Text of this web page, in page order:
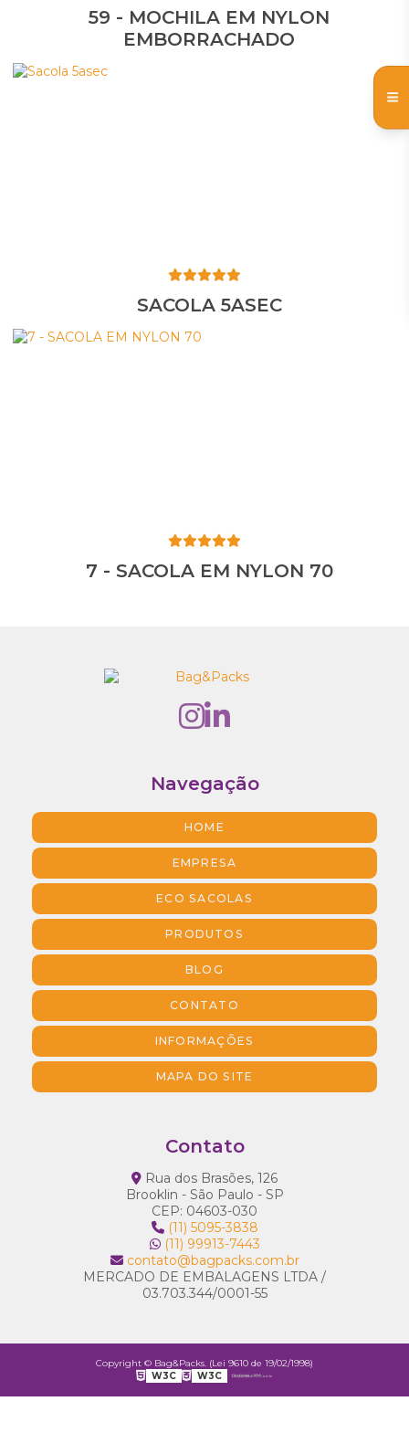
59 - MOCHILA EM NYLON
EMBORRACHADO
SACOLA 5ASEC
7 - SACOLA EM NYLON 70
Navegação
HOME
EMPRESA
ECO SACOLAS
PRODUTOS
BLOG
CONTATO
INFORMAÇÕES
MAPA DO SITE
Contato
Rua dos Brasões, 126
Brooklin - São Paulo - SP
CEP: 04603-030
(11) 5095-3838
(11) 99913-7443
contato@bagpacks.com.br
MERCADO DE EMBALAGENS LTDA /
03.703.344/0001-55
Copyright © Bag&Packs. (Lei 9610 de 19/02/1998)
W3C
W3C